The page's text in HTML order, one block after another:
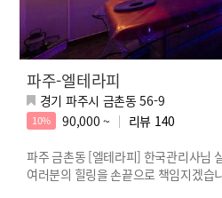
파주-엘테라피
경기 파주시 금촌동 56-9
10% 90,000 ~ 리뷰 140
파주 금촌동 [엘테라피] 한국관리사님
여러분의 힐링을 손끝으로 책임지겠습